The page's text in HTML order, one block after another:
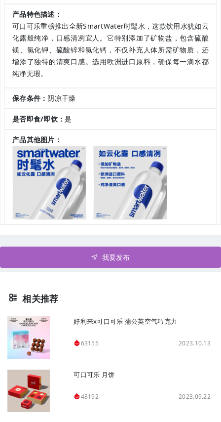
产品特色描述：
可口可乐重磅推出全新SmartWater时髦水，这款饮用水犹如云
化露般纯净，口感清冽宜人。它特别添加了矿物盐，包含硫酸
镁、氯化钾、硫酸锌和氯化钙，不仅补充人体所需矿物质，还
增添了独特的清爽口感。选用欧洲进口原料，确保每一滴水都
纯净无瑕。
保存条件： 阴凉干燥
是否即食/即饮：是
产品其他图片：
我要发布
相关推荐
好利来x可口可乐 蒲公英空气巧克力
63155 2023.10.13
可口可乐 月饼
48192 2023.09.22